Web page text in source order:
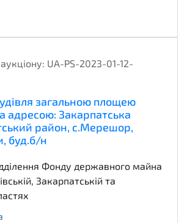
UA-PS-2023-01-12-
загальною площею
адресою: Закарпатська
район, с.Мерешор,
буд.б/н
Фонду державного майна
Закарпатській та